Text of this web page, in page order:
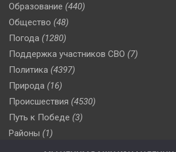
Образование (440)
Общество (48)
Погода (1280)
Поддержка участников СВО (7)
Политика (4397)
Природа (16)
Происшествия (4530)
Путь к Победе (3)
Районы (1)
(510)